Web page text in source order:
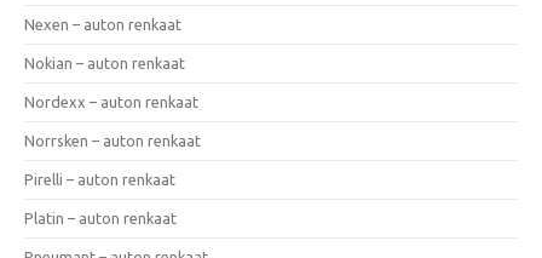
Nexen – auton renkaat
Nokian – auton renkaat
Nordexx – auton renkaat
Norrsken – auton renkaat
Pirelli – auton renkaat
Platin – auton renkaat